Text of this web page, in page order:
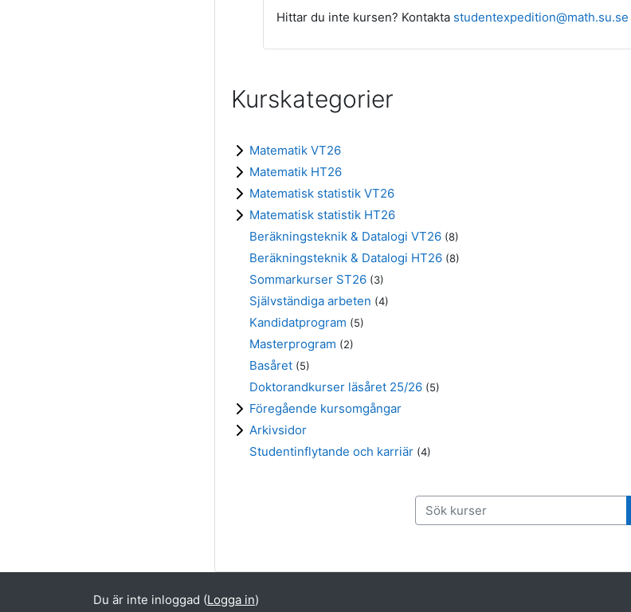
Hittar du inte kursen? Kontakta studentexpedition@math.su.se
Kurskategorier
Matematik VT26
Matematik HT26
Matematisk statistik VT26
Matematisk statistik HT26
Beräkningsteknik & Datalogi VT26 (8)
Beräkningsteknik & Datalogi HT26 (8)
Sommarkurser ST26 (3)
Självständiga arbeten (4)
Kandidatprogram (5)
Masterprogram (2)
Basåret(5)
Doktorandkurser läsåret 25/26(5)
Föregående kursomgångar
Arkivsidor
Studentinflytande och karriär(4)
Sök kurser
Du är inte inloggad (Logga in)